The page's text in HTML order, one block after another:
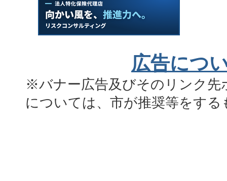
広告につ
※バナー広告及びそのリンク先
については、市が推奨等をす